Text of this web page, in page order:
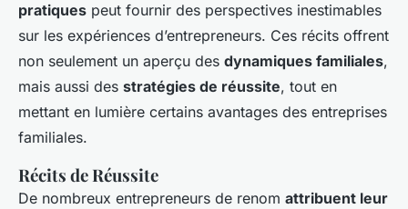
pratiques peut fournir des perspectives inestimables
sur les expériences d’entrepreneurs. Ces récits offrent
non seulement un aperçu des dynamiques familiales,
mais aussi des stratégies de réussite, tout en
mettant en lumière certains avantages des entreprises
familiales.
Récits de Réussite
De nombreux entrepreneurs de renom attribuent leur